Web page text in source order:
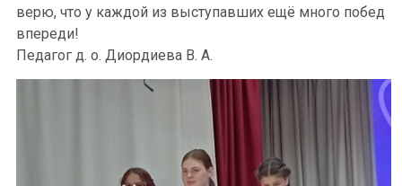
верю, что у каждой из выступавших ещё много побед
впереди!
Педагог д. о. Диордиева В. А.